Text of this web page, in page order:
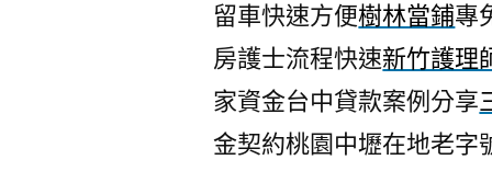
留車快速方便樹林當鋪專
房護士流程快速新竹護理
家資金台中貸款案例分享
金契約桃園中壢在地老字